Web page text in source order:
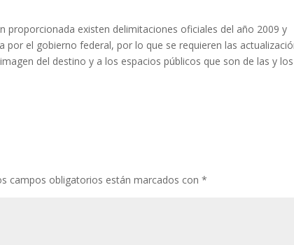
proporcionada existen delimitaciones oficiales del año 2009 y
el gobierno federal, por lo que se requieren las
del destino y a los espacios públicos que son de las y los
campos obligatorios están marcados con*